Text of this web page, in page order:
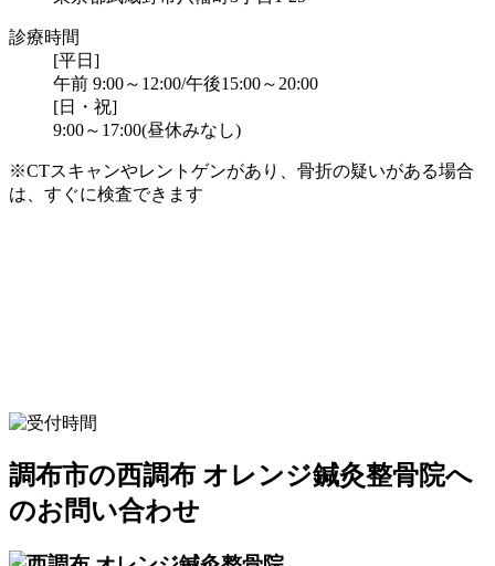
診療時間
[平日]
午前 9:00～12:00/午後15:00～20:00
[日・祝]
9:00～17:00(昼休みなし)
※CTスキャンやレントゲンがあり、骨折の疑いがある場合
は、すぐに検査できます
調布市の西調布 オレンジ鍼灸整骨院へ
のお問い合わせ